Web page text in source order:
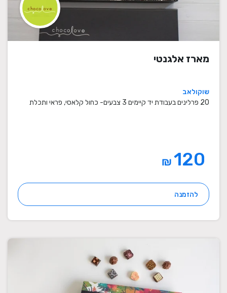
מארז אלגנטי
שוקולאב
20 פרלינים בעבודת יד קיימים 3 צבעים- כחול קלאסי, פראי ותכלת
₪
להזמנה